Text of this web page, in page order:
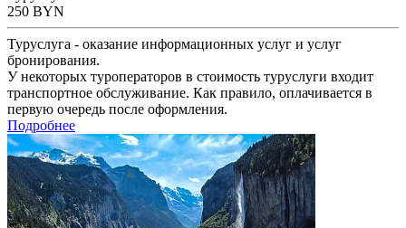
250 BYN
Туруслуга - оказание информационных услуг и услуг
бронирования.
У некоторых туроператоров в стоимость туруслуги входит
транспортное обслуживание. Как правило, оплачивается в
первую очередь после оформления.
Подробнее